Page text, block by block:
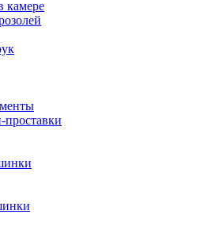
камере